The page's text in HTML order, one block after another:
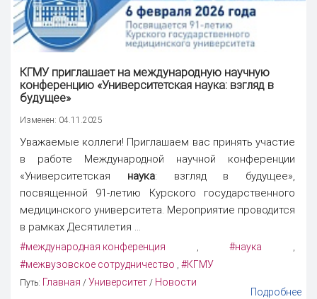
КГМУ приглашает на международную научную
конференцию «Университетская наука: взгляд в
будущее»
Изменен: 04.11.2025
Уважаемые коллеги! Приглашаем вас принять участие
в работе Международной научной конференции
«Университетская наука: взгляд в будущее»,
посвященной 91-летию Курского государственного
медицинского университета. Мероприятие проводится
в рамках Десятилетия ...
#международная конференция ,#наука ,
#межвузовское сотрудничество , #КГМУ
Путь: Главная / Университет / Новости
Подробнее